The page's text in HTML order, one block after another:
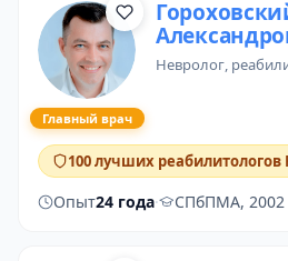
Главный врач
невролог,
100 лучших реабилитологов
Опыт24 года· СПбПМА, 2002